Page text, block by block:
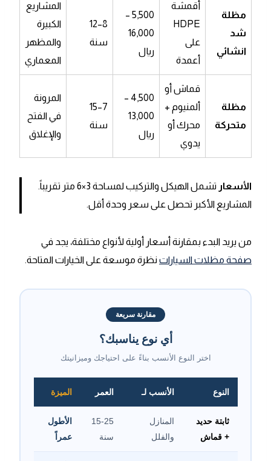
مظلة
شد
انشائي
أقمشة
HDPE
على
أعمدة
5,500 –
16,000
ريال
8–12
سنة
المشاريع
الكبيرة
والمظهر
المعماري
مظلة
متحركة
قماش أو
ألمنيوم +
محرك أو
يدوي
4,500 –
13,000
ريال
7–15
سنة
المرونة
في الفتح
والإغلاق
الأسعار
تشمل الهيكل والتركيب لمساحة 3×6 متر تقريباً.
المشاريع الأكبر تحصل على سعر وحدة أقل.
من يريد البدء بمقارنة أسعار أولية لأنواع مختلفة، يجد في
صفحة مظلات السياراتنظرة موسعة على الخيارات المتاحة.
مقارنة سريعة
أي نوع يناسبك؟
اختر النوع الأنسب بناءً على احتياجك وميزانيتك
النوع الأنسب لـ العمر الميزة
ثابتة حديد
+ قماش
المنازل
والفلل
15-25
سنة
الأطول
عمراً